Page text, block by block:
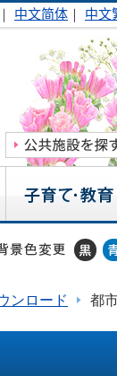
｜ 中文简体 ｜ 中文
ンロード 都